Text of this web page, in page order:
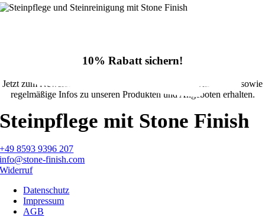
10% Rabatt sichern!
Jetzt zum Newsletter anmelden und 10% Rabatt im Onlineshop sowie
regelmäßige Infos zu unseren Produkten und Angeboten erhalten.
Steinpflege mit Stone Finish
+49 8593 9396 207
info@stone-finish.com
Widerruf
Datenschutz
Impressum
AGB